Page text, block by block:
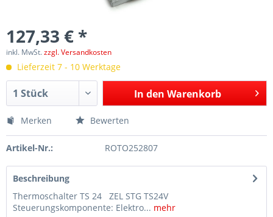
127,33 € *
inkl. MwSt.zzgl. Versandkosten
Lieferzeit 7 - 10 Werktage
In den Warenkorb
Merken Bewerten
Artikel-Nr.: ROTO252807
Beschreibung
Thermoschalter TS 24 ZEL STG TS24V
Steuerungskomponente: Elektro... mehr